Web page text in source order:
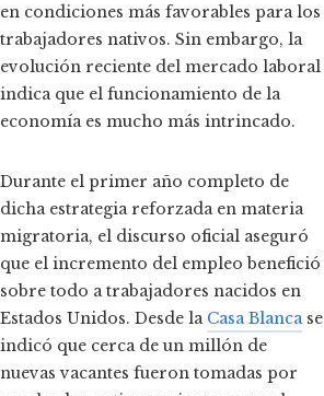
en condiciones más favorables para los
trabajadores nativos. Sin embargo, la
evolución reciente del mercado laboral
indica que el funcionamiento de la
economía es mucho más intrincado.
Durante el primer año completo de
dicha estrategia reforzada en materia
migratoria, el discurso oficial aseguró
que el incremento del empleo benefició
sobre todo a trabajadores nacidos en
Estados Unidos. Desde la Casa Blancase
indicó que cerca de un millón de
nuevas vacantes fueron tomadas por